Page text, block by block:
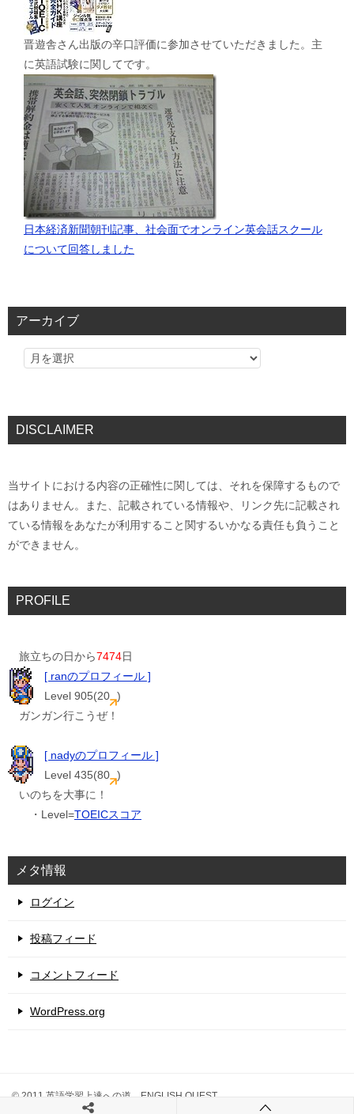
晋遊舎さん出版の辛口評価に参加させていただきました。主
に英語試験に関してです。
日本経済新聞朝刊記事、社会面でオンライン英会話スクール
について回答しました
アーカイブ
DISCLAIMER
当サイトにおける内容の正確性に関しては、それを保障するもので
はありません。また、記載されている情報や、リンク先に記載され
ている情報をあなたが利用すること関するいかなる責任も負うこと
ができません。
PROFILE
旅立ちの日から7474日
[ ranのプロフィール ]
Level 905(20 )
ガンガン行こうぜ！
[ nadyのプロフィール ]
Level 435(80 )
いのちを大事に！
・Level=TOEICスコア
メタ情報
ログイン
投稿フィード
コメントフィード
WordPress.org
© 2011 英語学習上達への道 ENGLISH QUEST